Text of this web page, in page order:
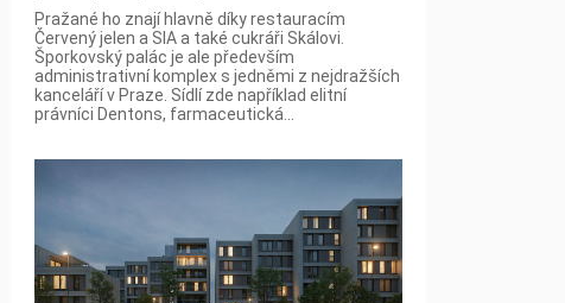
Pražané ho znají hlavně díky restauracím
Červený jelen a SIA a také cukráři Skálovi.
Šporkovský palác je ale především
administrativní komplex s jedněmi z nejdražších
kanceláří v Praze. Sídlí zde například elitní
právníci Dentons, farmaceutická...